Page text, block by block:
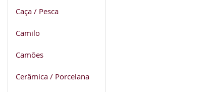
Caça / Pesca
Camilo
Camões
Cerâmica / Porcelana